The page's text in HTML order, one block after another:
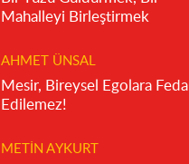
Mahalleyi Birleştirmek
AHMET ÜNSAL
Mesir, Bireysel Egolara Feda
Edilemez!
METIN AYKURT